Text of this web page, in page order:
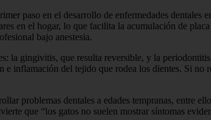
paso en el desarrollo de enfermedades
en el hogar, lo que facilita la acumulación de
bajo anestesia.
la gingivitis, que resulta reversible, y la
inflamación del tejido que rodea los dientes. Si
problemas dentales a edades tempranas, entre
que “los gatos no suelen mostrar síntomas